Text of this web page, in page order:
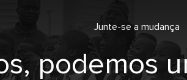
Junte-se a mudança
podemos